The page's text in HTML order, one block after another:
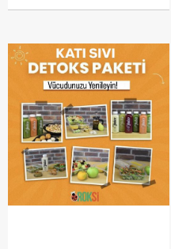
seçimi hem kan şekerini
dengede tutar, hem de ana
öğünde fazla yeme riskini
azaltır. Bunun en pratik yolu
ise düşük kalorili
atıştırmalıkları hayatın içine
yerleştirmektir.